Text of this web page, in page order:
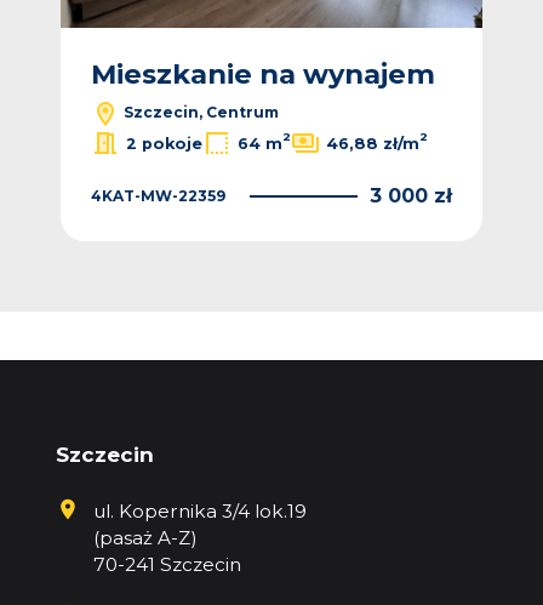
Mieszkanie na wynajem
Szczecin, Centrum
2 pokoje
64 m2 46,88 zł/m2
4KAT-MW-22359 3 000 zł
Szczecin
ul. Kopernika 3/4 lok.19
(pasaż A-Z)
70-241 Szczecin